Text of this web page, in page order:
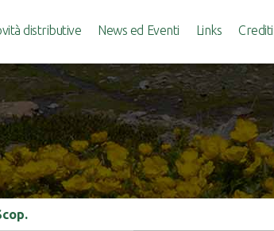
distributive News ed Eventi Links Crediti